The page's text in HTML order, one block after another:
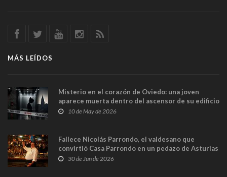
MÁS LEÍDOS
Misterio en el corazón de Oviedo: una joven
aparece muerta dentro del ascensor de su edificio
y las cámaras captan sus últimos minutos
10 de May de 2026
Fallece Nicolás Parrondo, el valdesano que
convirtió Casa Parrondo en un pedazo de Asturias
en Madrid
30 de Jun de 2026